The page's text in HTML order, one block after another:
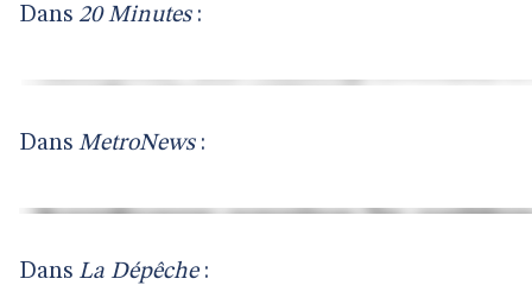
Dans 20 Minutes:
Dans MetroNews:
Dans La Dépêche: